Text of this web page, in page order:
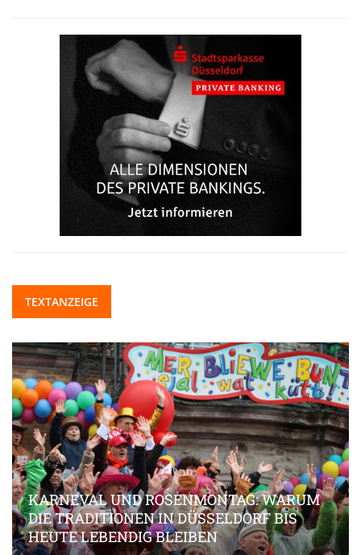
TEXTANZEIGE
KARNEVAL UND ROSENMONTAG: WARUM
DIE TRADITIONEN IN DÜSSELDORF BIS
HEUTE LEBENDIG BLEIBEN